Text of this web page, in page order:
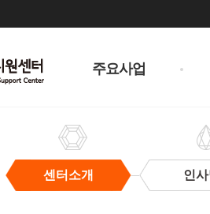
주요사업
센터소개 인